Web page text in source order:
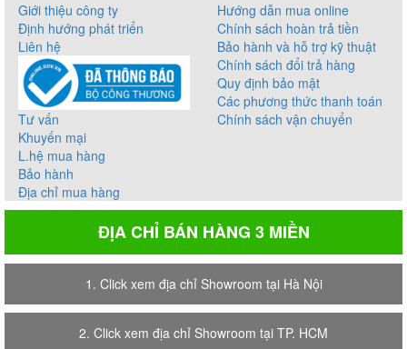
Giới thiệu công ty
Định hướng phát triển
Liên hệ
Tư vấn
Khuyến mại
L.hệ mua hàng
Bảo hành
Địa chỉ mua hàng
Hướng dẫn mua online
Chính sách hoàn trả tiền
Bảo hành và hỗ trợ kỹ thuật
Chính sách đổi trả hàng
Quy định bảo mật
Các phương thức thanh toán
Chính sách vận chuyển
ĐỊA CHỈ BÁN HÀNG 3 MIỀN
1. Click xem địa chỉ Showroom tại Hà Nội
2. Click xem địa chỉ Showroom tại TP. HCM